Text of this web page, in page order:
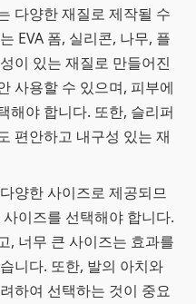
다양한 재질로 제작될 수
EVA 폼, 실리콘, 나무, 플
이 있는 재질로 만들어진
사용할 수 있으며, 피부에
해야 합니다. 또한, 슬리퍼
편안하고 내구성 있는 재
양한 사이즈로 제공되므
이즈를 선택해야 합니다.
, 너무 큰 사이즈는 효과를
니다. 또한, 발의 아치와
하여 선택하는 것이 중요